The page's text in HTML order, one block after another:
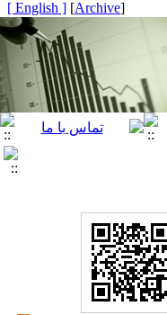
[
Archive
]
[ English ]